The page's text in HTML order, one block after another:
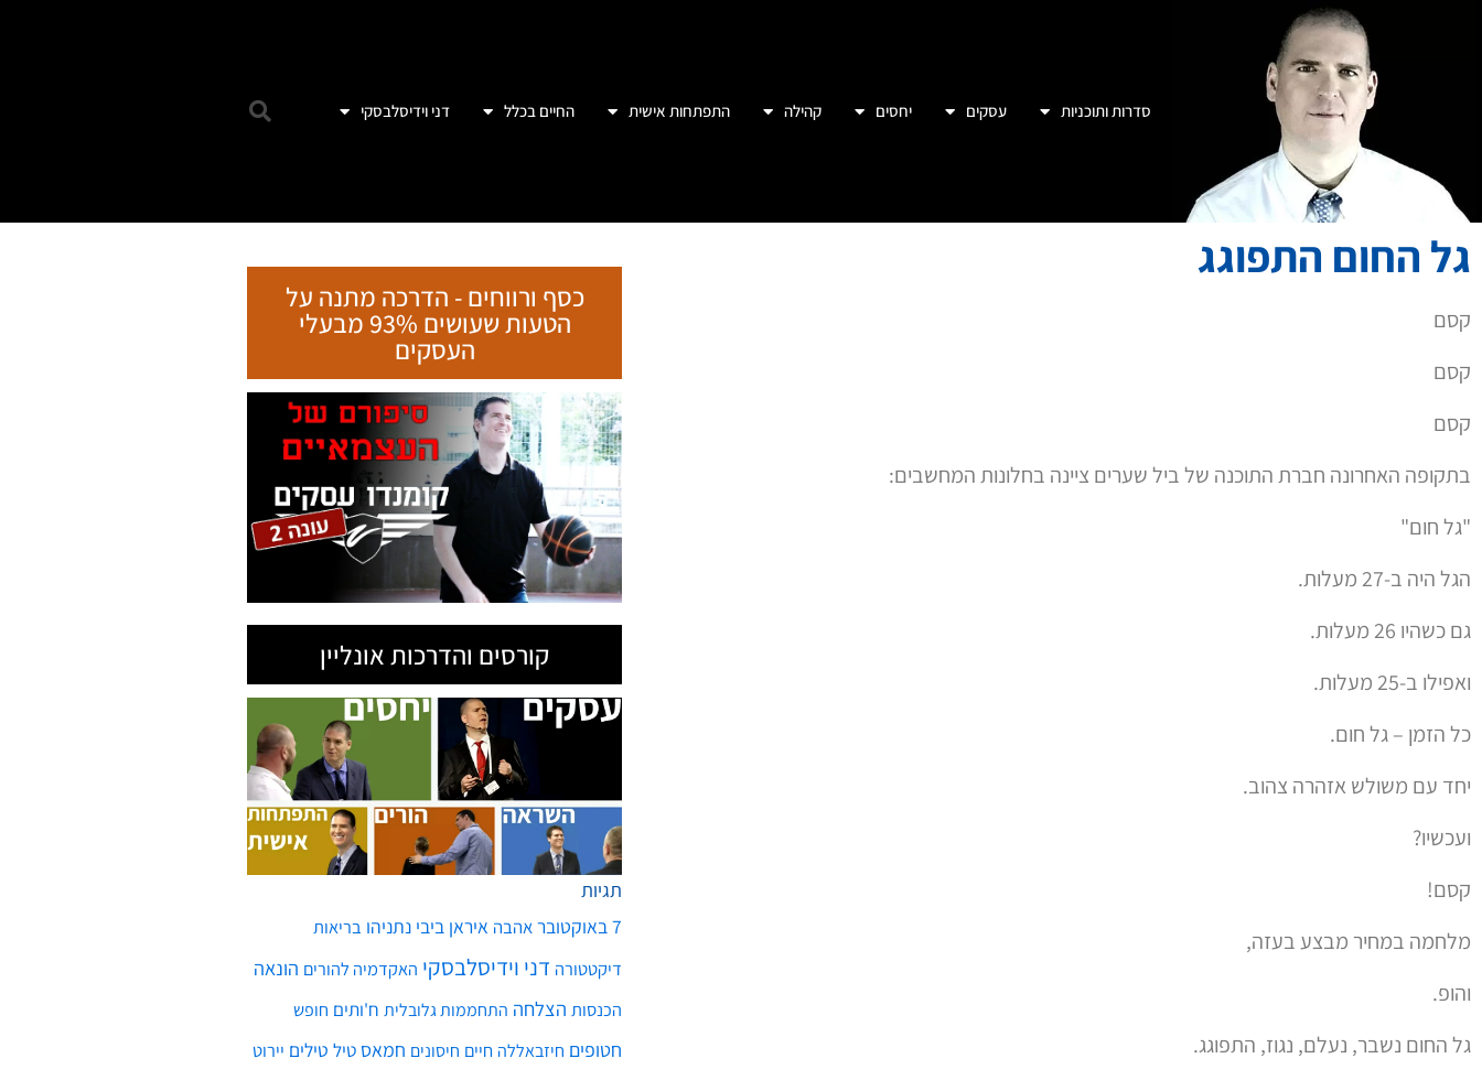
גל החום התפוגג
קסם
קסם
בתקופה האחרונה חברת התוכנה של ביל שערים ציינה בחלונות המחשבים:
"גל חום"
הגל היה ב-27 מעלות.
גם כשהיו 26 מעלות.
ואפילו ב-25 מעלות.
כל הזמן – גל חום.
יחד עם משולש אזהרה צהוב.
ועכשיו?
קסם!
מלחמה במחיר מבצע בעזה,
והופ.
גל החום נשבר, נעלם, נגוז, התפוגג.
אפילו ב-28 מעלות אין גל חום.
כסף ורווחים - הדרכה מתנה על
הטעות שעושים 93% מבעלי
העסקים
קורסים והדרכות אונליין
תגיות
7 באוקטובר
דיקטטורהדני וידיסלבסקיהאקדמיה להורים
הכנסותהצלחה התחממות גלובליתח'ותיםחופש
חטופים חיזבאללה חייםחיסוניםחמאסטיל טילים
כדורסל כלכלהכסףלרפא יחסיםמגפהמדינת ישראל